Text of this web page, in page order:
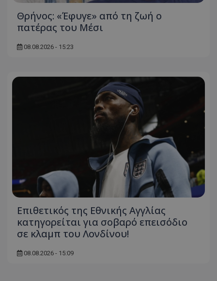
Θρήνος: «Έφυγε» από τη ζωή ο
πατέρας του Μέσι
08.08.2026 - 15:23
Επιθετικός της Εθνικής Αγγλίας
κατηγορείται για σοβαρό επεισόδιο
σε κλαμπ του Λονδίνου!
08.08.2026 - 15:09